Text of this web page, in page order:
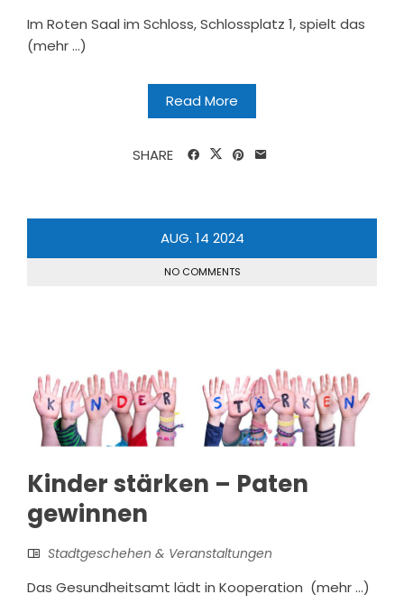
Im Roten Saal im Schloss, Schlossplatz 1, spielt das
(mehr …)
Read More
SHARE
AUG. 14 2024
NO COMMENTS
Kinder stärken – Paten
gewinnen
Stadtgeschehen & Veranstaltungen
Das Gesundheitsamt lädt in Kooperation (mehr …)